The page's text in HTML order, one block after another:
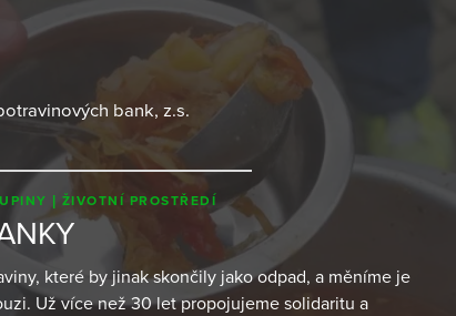
bank, z.s.
ŽIVOTNÍ PROSTŘEDÍ
které by jinak skončily jako odpad, a měníme je
Už více než 30 let propojujeme solidaritu a